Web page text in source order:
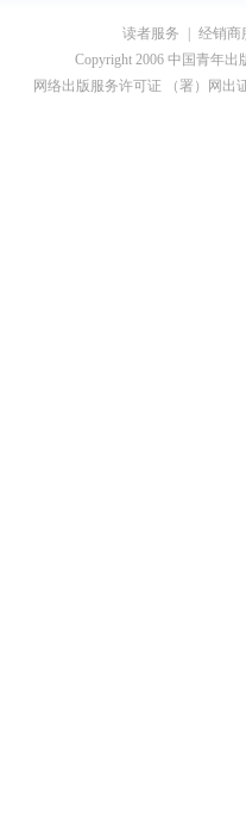
读者服务
经销商
Copyright 2006 中国青年出
网络出版服务许可证 （署）网出